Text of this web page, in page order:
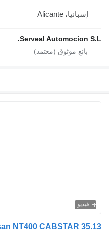
إسبانيا، Alicante
Serveal Automocion
فيديو
Nissan NT400 CABSTAR